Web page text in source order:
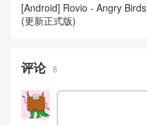
[Android] Rovio - Angry Birds
(更新正式版)
评论 8